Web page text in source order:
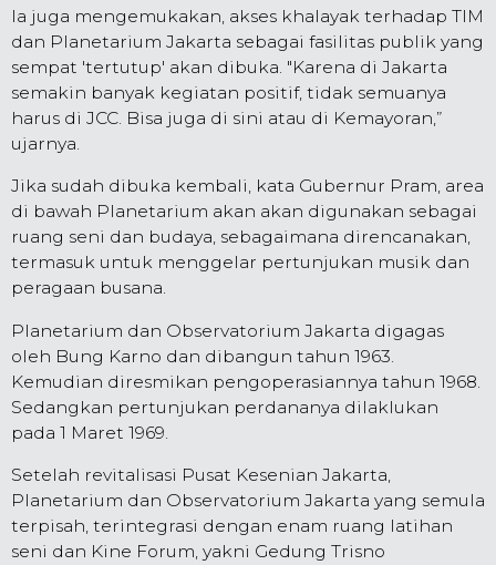
Ia juga mengemukakan, akses khalayak terhadap TIM
dan Planetarium Jakarta sebagai fasilitas publik yang
sempat 'tertutup' akan dibuka. "Karena di Jakarta
semakin banyak kegiatan positif, tidak semuanya
harus di JCC. Bisa juga di sini atau di Kemayoran,”
ujarnya.
Jika sudah dibuka kembali, kata Gubernur Pram, area
di bawah Planetarium akan akan digunakan sebagai
ruang seni dan budaya, sebagaimana direncanakan,
termasuk untuk menggelar pertunjukan musik dan
peragaan busana.
Planetarium dan Observatorium Jakarta digagas
oleh Bung Karno dan dibangun tahun 1963.
Kemudian diresmikan pengoperasiannya tahun 1968.
Sedangkan pertunjukan perdananya dilaklukan
pada 1 Maret 1969.
Setelah revitalisasi Pusat Kesenian Jakarta,
Planetarium dan Observatorium Jakarta yang semula
terpisah, terintegrasi dengan enam ruang latihan
seni dan Kine Forum, yakni Gedung Trisno